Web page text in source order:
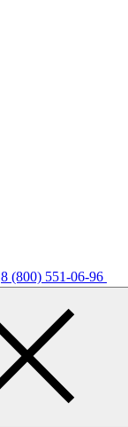
8 (800) 551-06-96